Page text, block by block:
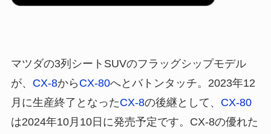
マツダの3列シートSUVのフラッグシップモデル
が、 CX-8から CX-80へとバトンタッチ。2023年12
月に生産終了となったCX-8の後継として、 CX-80
は2024年10月10日に発売予定です。CX-8の優れた